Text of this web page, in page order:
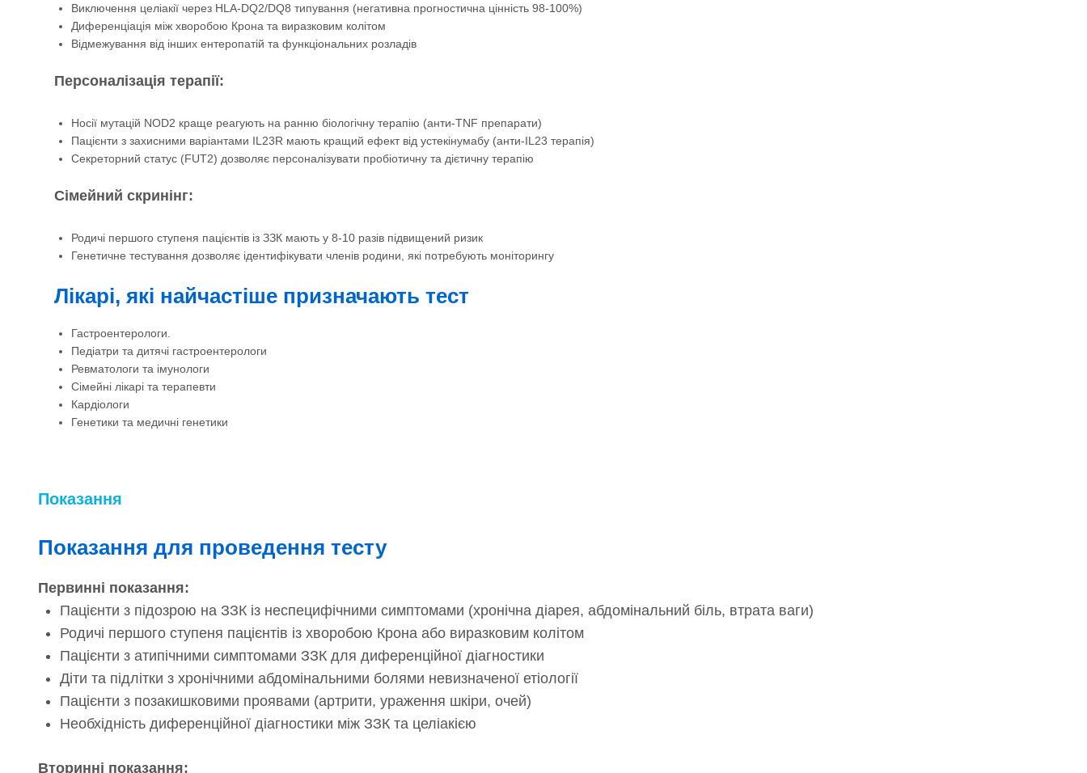
Виключення целіакії через HLA-DQ2/DQ8 типування (негативна прогностична цінність 98-100%)
Диференціація між хворобою Крона та виразковим колітом
Відмежування від інших ентеропатій та функціональних розладів
Персоналізація терапії:
Носії мутацій NOD2 краще реагують на ранню біологічну терапію (анти-TNF препарати)
Пацієнти з захисними варіантами IL23R мають кращий ефект від устекінумабу (анти-IL23 терапія)
Секреторний статус (FUT2) дозволяє персоналізувати пробіотичну та дієтичну терапію
Сімейний скринінг:
Родичі першого ступеня пацієнтів із ЗЗК мають у 8-10 разів підвищений ризик
Генетичне тестування дозволяє ідентифікувати членів родини, які потребують моніторингу
Лікарі, які найчастіше призначають тест
Гастроентерологи.
Педіатри та дитячі гастроентерологи
Ревматологи та імунологи
Сімейні лікарі та терапевти
Кардіологи
Генетики та медичні генетики
Показання
Показання для проведення тесту
Первинні показання:
Пацієнти з підозрою на ЗЗК із неспецифічними симптомами (хронічна діарея, абдомінальний біль, втрата ваги)
Родичі першого ступеня пацієнтів із хворобою Крона або виразковим колітом
Пацієнти з атипічними симптомами ЗЗК для диференційної діагностики
Діти та підлітки з хронічними абдомінальними болями невизначеної етіології
Пацієнти з позакишковими проявами (артрити, ураження шкіри, очей)
Необхідність диференційної діагностики між ЗЗК та целіакією
Вторинні показання: